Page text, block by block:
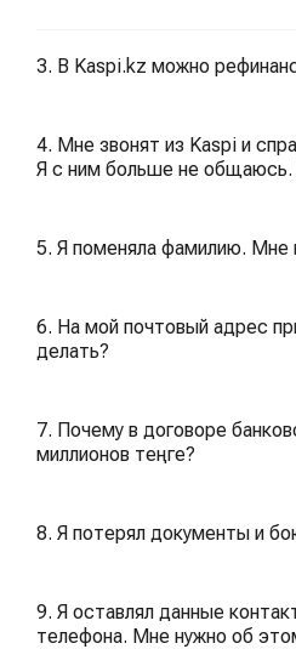
3. В Kaspi.kz можно
4. Мне звонят из Kaspi и
Я с ним больше не общаюсь.
5. Я поменяла фамилию. Мне
6. На мой почтовый адрес
делать?
7. Почему в договоре
миллионов теңге?
8. Я потерял документы и
9. Я оставлял данные
телефона. Мне нужно об